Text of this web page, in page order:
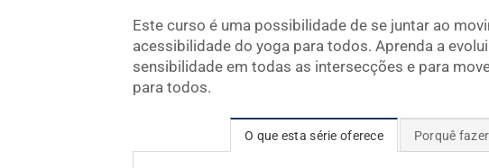
Este curso é uma possibilidade de se juntar ao
acessibilidade do yoga para todos. Aprenda a
sensibilidade em todas as intersecções e para
para todos.
O que esta série oferece Porquê